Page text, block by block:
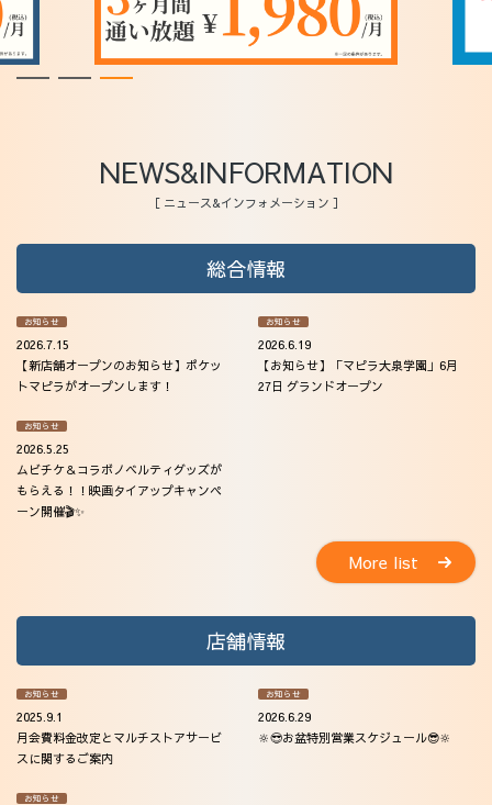
アクセス
NEWS&INFORMATION
［ ニュース&インフォメーション ］
総合情報
お知らせ
2026.7.15
【新店舗オープンのお知らせ】ポケッ
トマピラがオープンします！
お知らせ
2026.6.19
【お知らせ】「マピラ大泉学園」6月
27日 グランドオープン
お知らせ
2026.5.25
ムビチケ＆コラボノベルティグッズが
もらえる！！映画タイアップキャンペ
ーン開催🎬✨
More list
店舗情報
お知らせ
2025.9.1
月会費料金改定とマルチストアサービ
スに関するご案内
お知らせ
2026.6.29
🔆😎お盆特別営業スケジュール😎🔆
お知らせ